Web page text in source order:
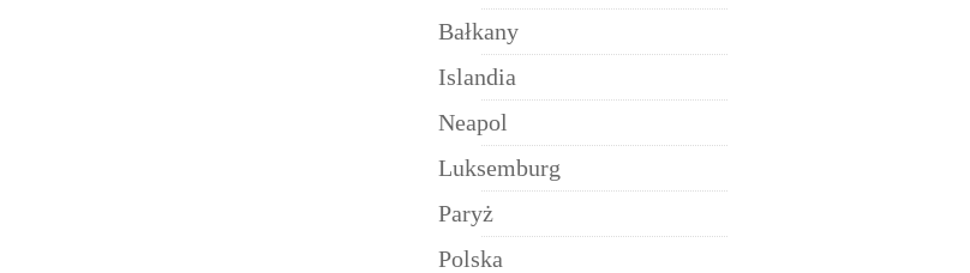
Bałkany
Islandia
Neapol
Luksemburg
Paryż
Polska